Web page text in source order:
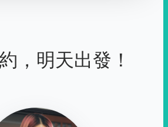
，明天出發！